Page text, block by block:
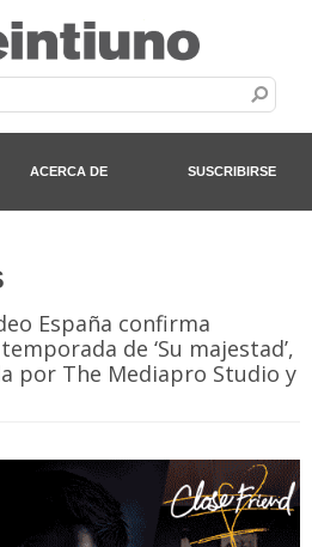
ACERCA DE SUSCRIBIRSE
España confirma
de ‘Su majestad’,
por The Mediapro Studio y